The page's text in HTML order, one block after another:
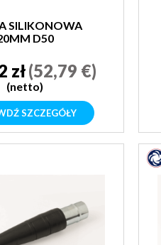
SILIKONOWA
D50
zł(52,79 €)
(netto)
SZCZEGÓŁY